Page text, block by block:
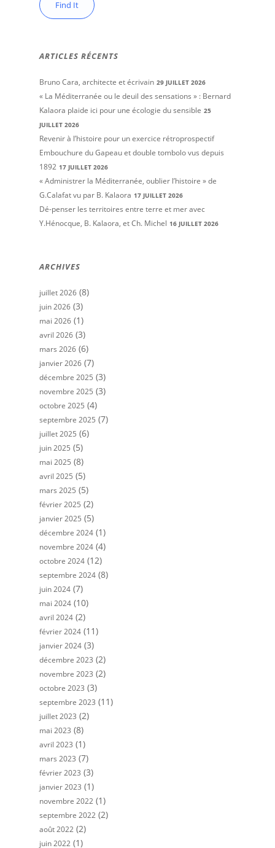
ARTICLES RÉCENTS
Bruno Cara, architecte et écrivain 29 JUILLET 2026
« La Méditerranée ou le deuil des sensations » : Bernard
Kalaora plaide ici pour une écologie du sensible 25
JUILLET 2026
Revenir à l’histoire pour un exercice rétroprospectif
Embouchure du Gapeau et double tombolo vus depuis
1892 17 JUILLET 2026
« Administrer la Méditerranée, oublier l’histoire » de
G.Calafat vu par B. Kalaora 17 JUILLET 2026
Dé-penser les territoires entre terre et mer avec
Y.Hénocque, B. Kalaora, et Ch. Michel 16 JUILLET 2026
ARCHIVES
juillet 2026 (8)
juin 2026 (3)
mai 2026 (1)
avril 2026 (3)
mars 2026 (6)
janvier 2026 (7)
décembre 2025 (3)
novembre 2025 (3)
octobre 2025 (4)
septembre 2025 (7)
juillet 2025 (6)
juin 2025 (5)
mai 2025 (8)
avril 2025 (5)
mars 2025 (5)
février 2025 (2)
janvier 2025 (5)
décembre 2024 (1)
novembre 2024 (4)
octobre 2024 (12)
septembre 2024 (8)
juin 2024 (7)
mai 2024 (10)
avril 2024 (2)
février 2024 (11)
janvier 2024 (3)
décembre 2023 (2)
novembre 2023 (2)
octobre 2023 (3)
septembre 2023 (11)
juillet 2023 (2)
mai 2023 (8)
avril 2023 (1)
mars 2023 (7)
février 2023 (3)
janvier 2023 (1)
novembre 2022 (1)
septembre 2022 (2)
août 2022 (2)
juin 2022 (1)